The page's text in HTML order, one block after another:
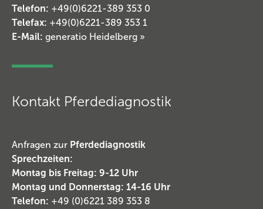
Telefon: +49(0)6221-389 353 0
Telefax: +49(0)6221-389 353 1
E-Mail: generatio Heidelberg »
Kontakt Pferdediagnostik
Anfragen zur Pferdediagnostik
Sprechzeiten:
Montag bis Freitag: 9-12 Uhr
Montag und Donnerstag: 14-16 Uhr
Telefon: +49 (0)6221 389 353 8